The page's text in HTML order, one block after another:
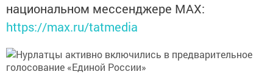
национальном мессенджере MАХ:
https://max.ru/tatmedia